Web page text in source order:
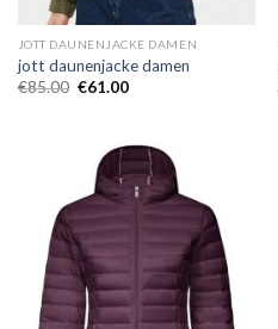
JOTT DAUNENJACKE DAMEN
jott daunenjacke damen
€85.00 €61.00